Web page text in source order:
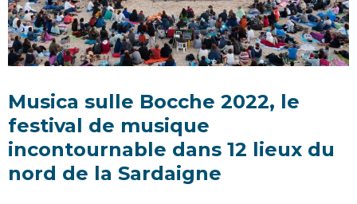
Musica sulle Bocche 2022, le
festival de musique
incontournable dans 12 lieux du
nord de la Sardaigne